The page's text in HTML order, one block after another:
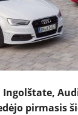
TESTAI
Ingolštate,
pirmasis